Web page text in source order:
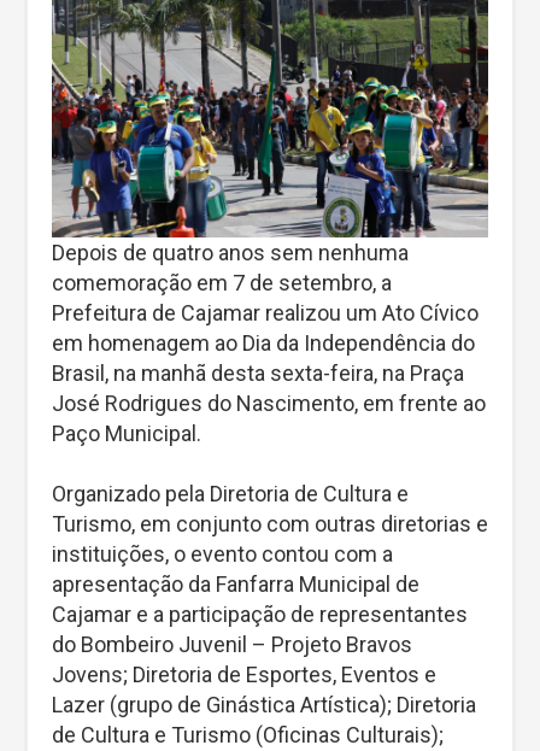
Depois de quatro anos sem nenhuma
comemoração em 7 de setembro, a
Prefeitura de Cajamar realizou um Ato Cívico
em homenagem ao Dia da Independência do
Brasil, na manhã desta sexta-feira, na Praça
José Rodrigues do Nascimento, em frente ao
Paço Municipal.
Organizado pela Diretoria de Cultura e
Turismo, em conjunto com outras diretorias e
instituições, o evento contou com a
apresentação da Fanfarra Municipal de
Cajamar e a participação de representantes
do Bombeiro Juvenil – Projeto Bravos
Jovens; Diretoria de Esportes, Eventos e
Lazer (grupo de Ginástica Artística); Diretoria
de Cultura e Turismo (Oficinas Culturais);